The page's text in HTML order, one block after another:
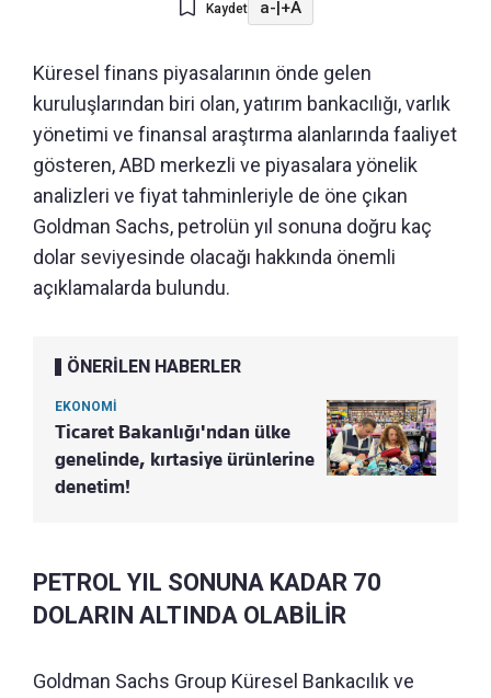
Kaydet a-|+A
Küresel finans piyasalarının önde gelen
kuruluşlarından biri olan, yatırım bankacılığı, varlık
yönetimi ve finansal araştırma alanlarında faaliyet
gösteren, ABD merkezli ve piyasalara yönelik
analizleri ve fiyat tahminleriyle de öne çıkan
Goldman Sachs, petrolün yıl sonuna doğru kaç
dolar seviyesinde olacağı hakkında önemli
açıklamalarda bulundu.
ÖNERİLEN HABERLER
EKONOMİ
Ticaret Bakanlığı'ndan ülke
genelinde, kırtasiye ürünlerine
denetim!
PETROL YIL SONUNA KADAR 70
DOLARIN ALTINDA OLABİLİR
Goldman Sachs Group Küresel Bankacılık ve